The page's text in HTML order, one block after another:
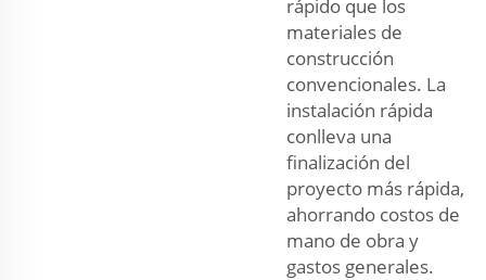
rápido que los
materiales de
construcción
convencionales. La
instalación rápida
conlleva una
finalización del
proyecto más rápida,
ahorrando costos de
mano de obra y
gastos generales.